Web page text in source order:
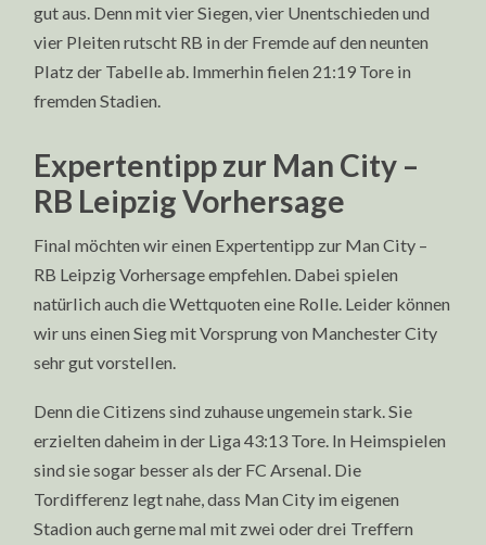
gut aus. Denn mit vier Siegen, vier Unentschieden und
vier Pleiten rutscht RB in der Fremde auf den neunten
Platz der Tabelle ab. Immerhin fielen 21:19 Tore in
fremden Stadien.
Expertentipp zur Man City –
RB Leipzig Vorhersage
Final möchten wir einen Expertentipp zur Man City –
RB Leipzig Vorhersage empfehlen. Dabei spielen
natürlich auch die Wettquoten eine Rolle. Leider können
wir uns einen Sieg mit Vorsprung von Manchester City
sehr gut vorstellen.
Denn die Citizens sind zuhause ungemein stark. Sie
erzielten daheim in der Liga 43:13 Tore. In Heimspielen
sind sie sogar besser als der FC Arsenal. Die
Tordifferenz legt nahe, dass Man City im eigenen
Stadion auch gerne mal mit zwei oder drei Treffern